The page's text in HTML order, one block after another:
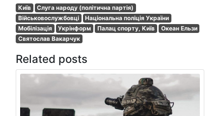
Київ
Слуга народу (політична партія)
Військовослужбовці
Національна поліція України
Мобілізація
Укрінформ Палац спорту, Київ
Океан Ельзи
Святослав Вакарчук
Related posts